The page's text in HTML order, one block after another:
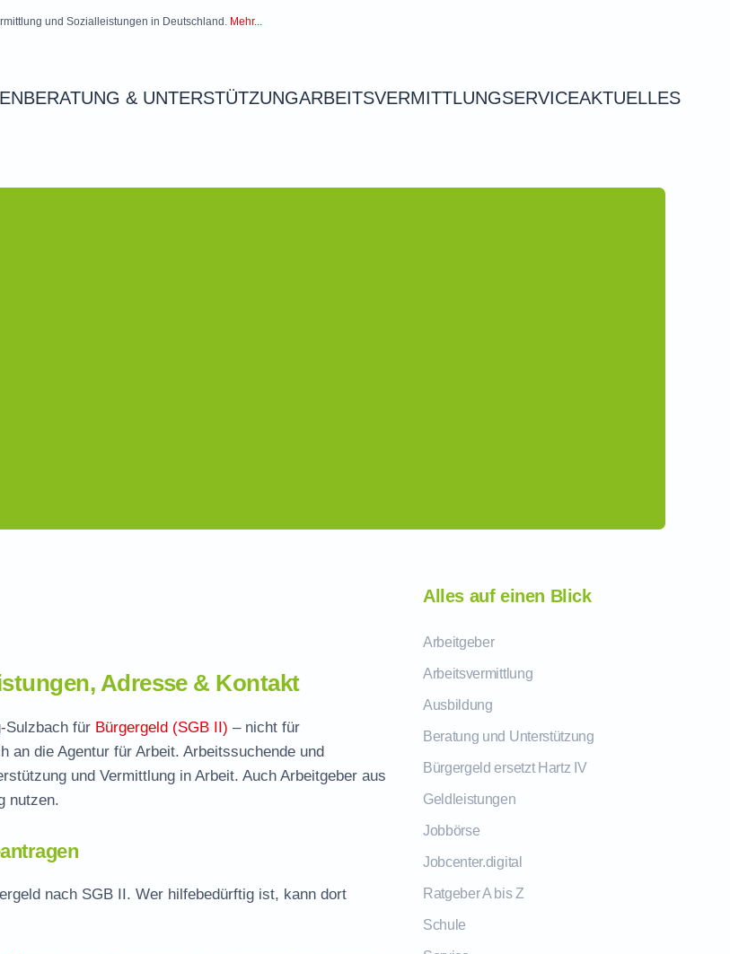
und Sozialleistungen in Deutschland. Mehr...
BERATUNG & UNTERSTÜTZUNGARBEITSVERMITTLUNGSERVICEAKTUELLES
Adresse & Kontakt
Sulzbach für Bürgergeld (SGB II) – nicht für
an die Agentur für Arbeit. Arbeitssuchende und
und Vermittlung in Arbeit. Auch Arbeitgeber aus
nutzen.
nach SGB II. Wer hilfebedürftig ist, kann dort
Alles auf einen Blick
Arbeitgeber
Arbeitsvermittlung
Ausbildung
Beratung und Unterstützung
Bürgergeld ersetzt Hartz IV
Geldleistungen
Jobbörse
Jobcenter.digital
Ratgeber A bis Z
Schule